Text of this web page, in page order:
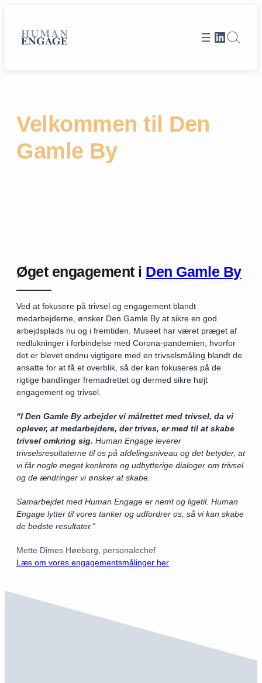
indhold
Et link til Human Engages LinkedIn profi
Velkommen til Den
Gamle By
Øget engagement i Den Gamle By
Ved at fokusere på trivsel og engagement blandt
medarbejderne, ønsker Den Gamle By at sikre en god
arbejdsplads nu og i fremtiden. Museet har været præget af
nedlukninger i forbindelse med Corona-pandemien, hvorfor
det er blevet endnu vigtigere med en trivselsmåling blandt de
ansatte for at få et overblik, så der kan fokuseres på de
rigtige handlinger fremadrettet og dermed sikre højt
engagement og trivsel.
“I Den Gamle By arbejder vi målrettet med trivsel, da vi
oplever, at medarbejdere, der trives, er med til at skabe
trivsel omkring sig. Human Engage leverer
trivselsresultaterne til os på afdelingsniveau og det betyder, at
vi får nogle meget konkrete og udbytterige dialoger om trivsel
og de ændringer vi ønsker at skabe.
Samarbejdet med Human Engage er nemt og ligetil. Human
Engage lytter til vores tanker og udfordrer os, så vi kan skabe
de bedste resultater.”
Mette Dimes Høeberg, personalechef
Læs om vores engagementsmålinger her